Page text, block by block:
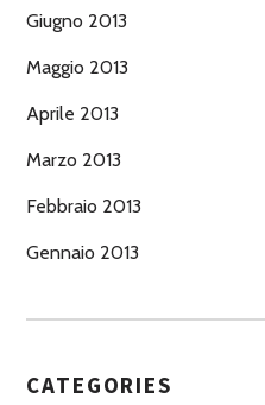
Giugno 2013
Maggio 2013
Aprile 2013
Marzo 2013
Febbraio 2013
Gennaio 2013
CATEGORIES